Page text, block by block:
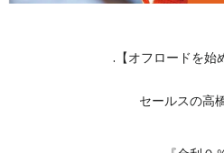
.【オフロードを始
セールスの高